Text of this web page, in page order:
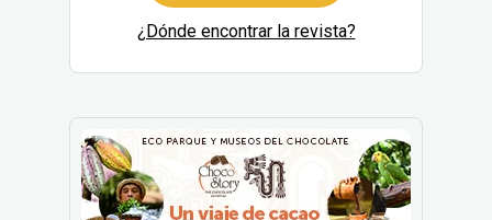
¿Dónde encontrar la revista?